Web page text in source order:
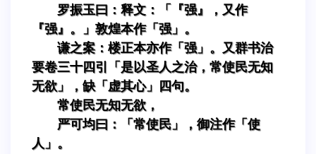
罗振玉曰：释文：「『强』，又作
『强』。」敦煌本作「强」。
谦之案：楼正本亦作「强」。又群书治
要卷三十四引「是以圣人之治，常使民无知
无欲」，缺「虚其心」四句。
常使民无知无欲，
严可均曰：「常使民」，御注作「使
人」。